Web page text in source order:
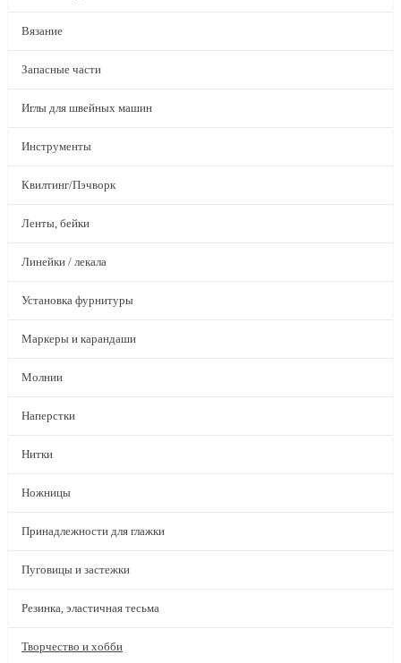
Вязание
Запасные части
Иглы для швейных машин
Инструменты
Квилтинг/Пэчворк
Ленты, бейки
Линейки / лекала
Установка фурнитуры
Маркеры и карандаши
Молнии
Наперстки
Нитки
Ножницы
Принадлежности для глажки
Пуговицы и застежки
Резинка, эластичная тесьма
Творчество и хобби